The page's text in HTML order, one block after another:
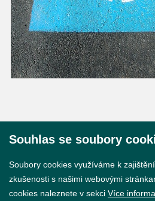
Souhlas se soubory
Soubory cookies využíváme k
zkušenosti s našimi webovými
cookies naleznete v sekci Více